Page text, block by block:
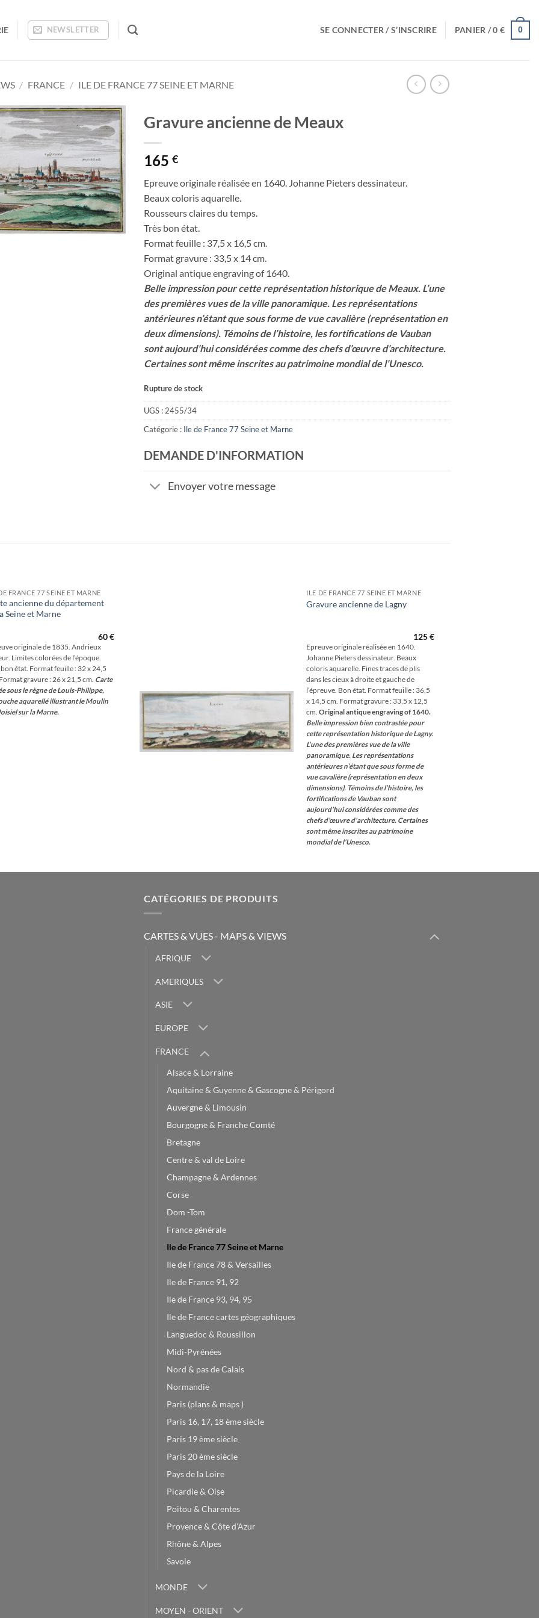
NEWSLETTER SE CONNECTER / S’INSCRIRE PANIER /0€ 0
/ FRANCE / ILE DE FRANCE 77 SEINE ET MARNE
Ajouter
à la
wishlist
Gravure ancienne de Meaux
165 €
Epreuve originale réalisée en 1640. Johanne Pieters dessinateur.
Beaux coloris aquarelle.
Rousseurs claires du temps.
Très bon état.
Format feuille : 37,5 x 16,5 cm.
Format gravure : 33,5 x 14 cm.
Original antique engraving of 1640.
Belle impression pour cette représentation historique de Meaux. L’une
des premières vues de la ville panoramique. Les représentations
antérieures n’étant que sous forme de vue cavalière (représentation en
deux dimensions). Témoins de l’histoire, les fortifications de Vauban
sont aujourd’hui considérées comme des chefs d’œuvre d’architecture.
Certaines sont même inscrites au patrimoine mondial de l’Unesco.
Rupture de stock
UGS : 2455/34
Catégorie : Ile de France 77 Seine et Marne
DEMANDE D'INFORMATION
Envoyer votre message
FRANCE 77 SEINE ET MARNE
ancienne du département
Seine et Marne
60€
originale de 1835. Andrieux
Limites colorées de l’époque.
bon état. Format feuille : 32 x 24,5
gravure : 26 x 21,5 cm. Carte
sous le règne de Louis-Philippe,
aquarellé illustrant le Moulin
sur la Marne.
ILE DE FRANCE 77 SEINE ET MARNE
Gravure ancienne de Lagny
125€
Epreuve originale réalisée en 1640.
Johanne Pieters dessinateur. Beaux
coloris aquarelle. Fines traces de plis
dans les cieux à droite et gauche de
l’épreuve. Bon état. Format feuille : 36,5
x 14,5 cm. Format gravure : 33,5 x 12,5
cm.Original antique engraving of 1640.
Belle impression bien contrastée pour
cette représentation historique de Lagny.
L’une des premières vue de la ville
panoramique. Les représentations
antérieures n’étant que sous forme de
vue cavalière (représentation en deux
dimensions). Témoins de l’histoire, les
fortifications de Vauban sont
aujourd’hui considérées comme des
chefs d’œuvre d’architecture. Certaines
sont même inscrites au patrimoine
mondial de l’Unesco.
CATÉGORIES DE PRODUITS
CARTES & VUES - MAPS & VIEWS
AFRIQUE
AMERIQUES
ASIE
EUROPE
FRANCE
Alsace & Lorraine
Aquitaine & Guyenne & Gascogne & Périgord
Auvergne & Limousin
Bourgogne & Franche Comté
Bretagne
Centre & val de Loire
Champagne & Ardennes
Corse
Dom -Tom
France générale
Ile de France 77 Seine et Marne
Ile de France 78 & Versailles
Ile de France 91, 92
Ile de France 93, 94, 95
Ile de France cartes géographiques
Languedoc & Roussillon
Midi-Pyrénées
Nord & pas de Calais
Normandie
Paris (plans & maps )
Paris 16, 17, 18 ème siècle
Paris 19 ème siècle
Paris 20 ème siècle
Pays de la Loire
Picardie & Oise
Poitou & Charentes
Provence & Côte d'Azur
Rhône & Alpes
Savoie
MONDE
MOYEN - ORIENT